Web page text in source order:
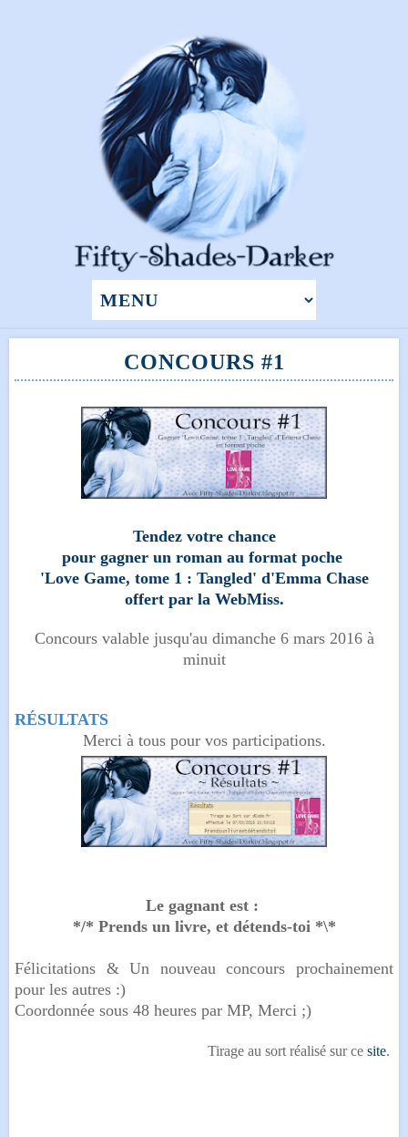
CONCOURS #1
Tendez votre chance
pour gagner un roman au format poche
'Love Game, tome 1 : Tangled' d'Emma Chase
offert par la WebMiss.
Concours valable jusqu'au dimanche 6 mars 2016 à
minuit
RÉSULTATS
Merci à tous pour vos participations.
Le gagnant est :
*/* Prends un livre, et détends-toi *\*
Félicitations & Un nouveau concours prochainement
pour les autres :)
Coordonnée sous 48 heures par MP, Merci ;)
Tirage au sort réalisé sur ce site.